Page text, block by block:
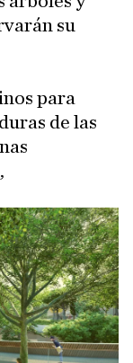
su
para
de las